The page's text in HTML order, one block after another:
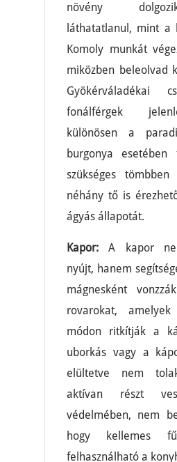
növény
láthatatlanul, mint a
Komoly munkát
miközben beleolvad
Gyökérváladékai
fonálférgek
különösen a
burgonya esetében
szükséges
néhány tő is
ágyás állapotát.
Kapor: A kapor
nyújt, hanem
mágnesként
rovarokat, amelyek
módon ritkítják a
uborkás vagy a
elültetve nem
aktívan részt
védelmében, nem
hogy kellemes
felhasználható a